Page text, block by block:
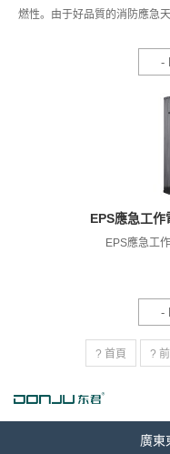
燃性。由于好品質的消防應急
都使用了這種設備。那么
-
EPS應急工
EPS應急工
-
? 首頁 ?
廣東